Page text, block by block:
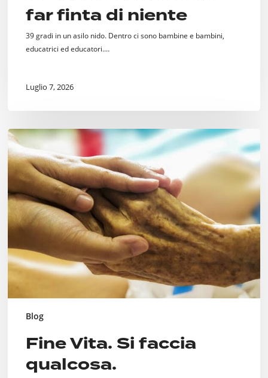
far finta di niente
39 gradi in un asilo nido. Dentro ci sono bambine e bambini,
educatrici ed educatori.…
Luglio 7, 2026
Blog
Fine
Vita.
Si
faccia
qualcosa.
Fine Vita. Si faccia
qualcosa.